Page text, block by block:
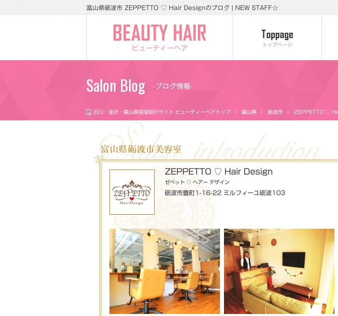
富山県砺波市 ZEPPETTO ♡ Hair Designのブログ | NEW STAFF☆
ビューティーヘア トップページ
Salon Blog -ブログ情報-
石川・金沢・富山美容室紹介サイト ビューティーヘアトップ 富山県 砺波市 ZEPPETTO ♡
富山県砺波市美容室
ZEPPETTO ♡ Hair Design
ゼペット ♡ ヘアー デザイン
砺波市豊町1-16-22 ミルフィーユ砺波103